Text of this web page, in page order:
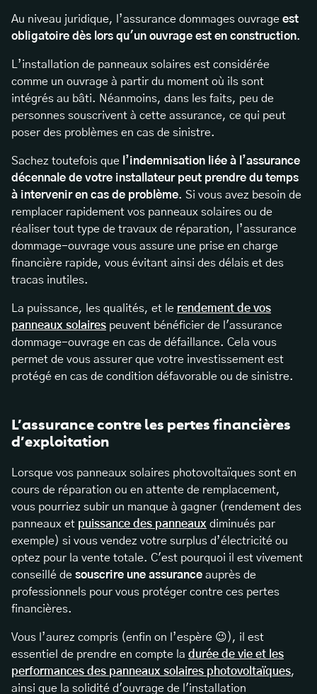
Au niveau juridique, l’assurance dommages ouvrage est
obligatoire dès lors qu'un ouvrage est en construction.
L’installation de panneaux solaires est considérée
comme un ouvrage à partir du moment où ils sont
intégrés au bâti. Néanmoins, dans les faits, peu de
personnes souscrivent à cette assurance, ce qui peut
poser des problèmes en cas de sinistre.
Sachez toutefois que l’indemnisation liée à l’assurance
décennale de votre installateur peut prendre du temps
à intervenir en cas de problème. Si vous avez besoin de
remplacer rapidement vos panneaux solaires ou de
réaliser tout type de travaux de réparation, l’assurance
dommage-ouvrage vous assure une prise en charge
financière rapide, vous évitant ainsi des délais et des
tracas inutiles.
La puissance, les qualités, et le rendement de vos
panneaux solaires peuvent bénéficier de l'assurance
dommage-ouvrage en cas de défaillance. Cela vous
permet de vous assurer que votre investissement est
protégé en cas de condition défavorable ou de sinistre.
L’assurance contre les pertes financières
d’exploitation
Lorsque vos panneaux solaires photovoltaïques sont en
cours de réparation ou en attente de remplacement,
vous pourriez subir un manque à gagner (rendement des
panneaux et puissance des panneaux diminués par
exemple) si vous vendez votre surplus d’électricité ou
optez pour la vente totale. C'est pourquoi il est vivement
conseillé de souscrire une assurance auprès de
professionnels pour vous protéger contre ces pertes
financières.
Vous l’aurez compris (enfin on l’espère 😉), il est
essentiel de prendre en compte la durée de vie et les
performances des panneaux solaires photovoltaïques,
ainsi que la solidité d'ouvrage de l'installation